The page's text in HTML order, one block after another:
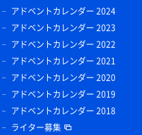
アドベントカレンダー 2024
アドベントカレンダー 2023
アドベントカレンダー 2022
アドベントカレンダー 2021
アドベントカレンダー 2020
アドベントカレンダー 2019
アドベントカレンダー 2018
ライター募集